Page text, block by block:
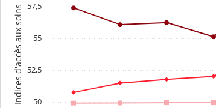
Indices d'accès aux soins 50
52,5
55
57,5